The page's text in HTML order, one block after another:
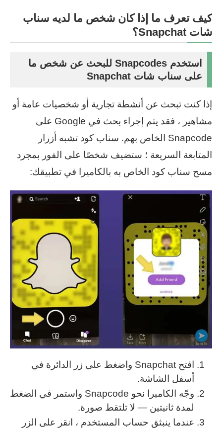
كيف تعرف ما إذا كان شخص ما لديه سناب
شات Snapchat؟
استخدم Snapcodes للبحث عن شخص ما
على سناب شات Snapchat
إذا كنت تبحث عن أنشطة تجارية أو شخصيات عامة أو
مشاهير ، فقد يتم إجراء بحث في Google على
Snapcode الخاص بهم. سناب كود تشبه أزرار
المتابعة السريعة ؛ ستضيف شخصًا على الفور بمجرد
مسح سناب كود الخاص به بالكاميرا في تطبيقك:
افتح Snapchat واضغط على زر الدائرة في
أسفل الشاشة.
وجّه الكاميرا نحو Snapcode واستمر في الضغط
لمدة ثانيتين — لا تلتقط صورة.
عندما ينبثق حساب المستخدم ، انقر على الزر